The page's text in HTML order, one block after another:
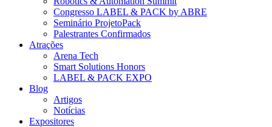
Congresso LABEL & PACK by ABRE
Seminário ProjetoPack
Palestrantes Confirmados
Atrações
Arena Tech
Smart Solutions Honors
LABEL & PACK EXPO
Blog
Artigos
Notícias
Expositores